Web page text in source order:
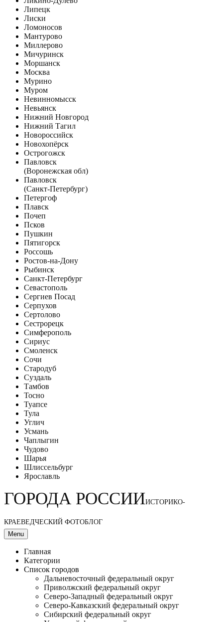
Липецк
Лиски
Ломоносов
Мантурово
Миллерово
Мичуринск
Моршанск
Москва
Мурино
Муром
Невинномысск
Невьянск
Нижний Новгород
Нижний Тагил
Новороссийск
Новохопёрск
Острогожск
Павловск
(Воронежская обл)
Павловск
(Санкт-Петербург)
Петергоф
Плавск
Почеп
Псков
Пушкин
Пятигорск
Россошь
Ростов-на-Дону
Рыбинск
Санкт-Петербург
Севастополь
Сергиев Посад
Серпухов
Сертолово
Сестрорецк
Симферополь
Сириус
Смоленск
Сочи
Стародуб
Суздаль
Тамбов
Тосно
Туапсе
Тула
Углич
Усмань
Чаплыгин
Чудово
Шарья
Шлиссельбург
Ярославль
ГОРОДА РОССИИИСТОРИКО-
КРАЕВЕДЧЕСКИЙ ФОТОБЛОГ
Menu
Главная
Категории
Список городов
Дальневосточный федеральный округ
Приволжский федеральный округ
Северо-Западный федеральный округ
Северо-Кавказский федеральный округ
Сибирский федеральный округ